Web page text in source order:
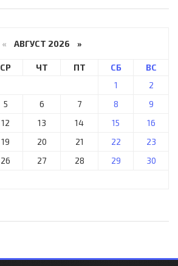
« АВГУСТ 2026 »
СР ЧТ ПТ СБ
ВС
1
2
5 6 7 8
9
12 13 14 15
16
19 20 21 22
23
26 27 28 29
30